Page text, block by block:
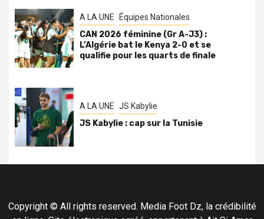
A LA UNE Équipes Nationales
CAN 2026 féminine (Gr A-J3) :
L’Algérie bat le Kenya 2-0 et se
qualifie pour les quarts de finale
A LA UNE JS Kabylie
JS Kabylie : cap sur la Tunisie
Copyright © All rights reserved. Media Foot Dz, la crédibilité